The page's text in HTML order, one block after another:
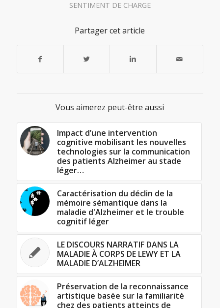
SENTIMENT DE CHARGE
Partager cet article
Vous aimerez peut-être aussi
Impact d’une intervention
cognitive mobilisant les nouvelles
technologies sur la communication
des patients Alzheimer au stade
léger…
Caractérisation du déclin de la
mémoire sémantique dans la
maladie d'Alzheimer et le trouble
cognitif léger
LE DISCOURS NARRATIF DANS LA
MALADIE À CORPS DE LEWY ET LA
MALADIE D’ALZHEIMER
Préservation de la reconnaissance
artistique basée sur la familiarité
chez des patients atteints de